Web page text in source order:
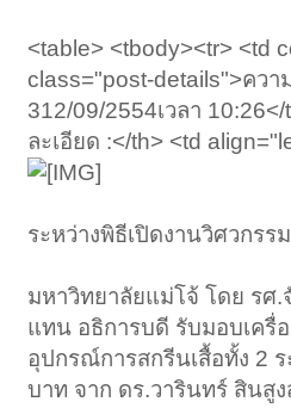
<table> <tbody><tr> <td
class="post-details">ควา
312/09/2554เวลา
ละเอียด :</th> <td
ระหว่างพิธีเปิดงานวิศวกรร
มหาวิทยาลัยแม่โจ้ โดย รศ.
แทน อธิการบดี รับมอบเครื่
อุปกรณ์การสกรีนเสื้อทั้ง 2
บาท จาก ดร.วารินทร์ สินสู